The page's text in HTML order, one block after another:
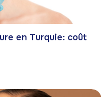
en Turquie: coût